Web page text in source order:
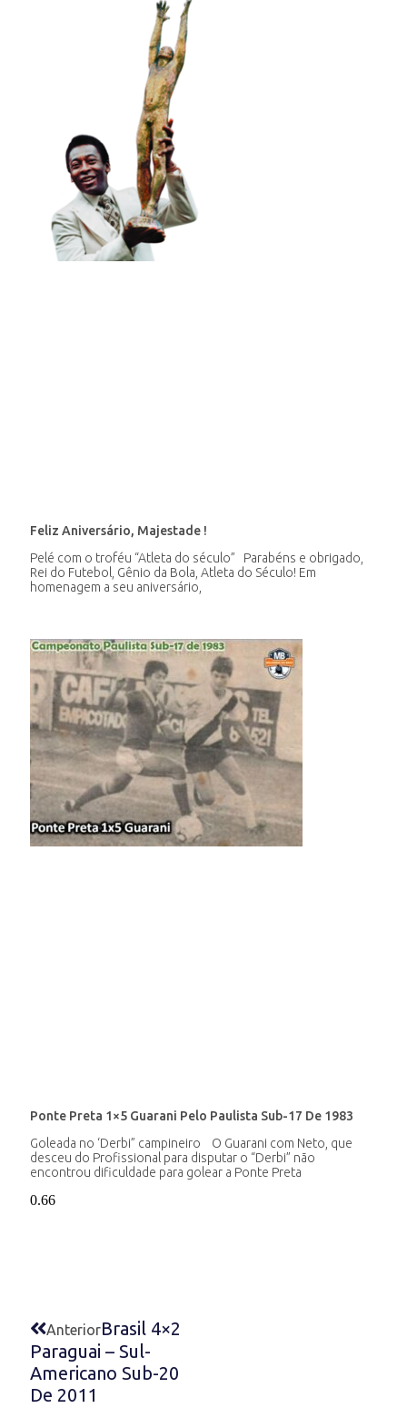
Feliz Aniversário, Majestade !
Pelé com o troféu “Atleta do século” Parabéns e obrigado,
Rei do Futebol, Gênio da Bola, Atleta do Século! Em
homenagem a seu aniversário,
Ponte Preta 1×5 Guarani Pelo Paulista Sub-17 De 1983
Goleada no ‘Derbi” campineiro O Guarani com Neto, que
desceu do Profissional para disputar o “Derbi” não
encontrou dificuldade para golear a Ponte Preta
AnteriorBrasil 4×2
Paraguai – Sul-
Americano Sub-20
De 2011